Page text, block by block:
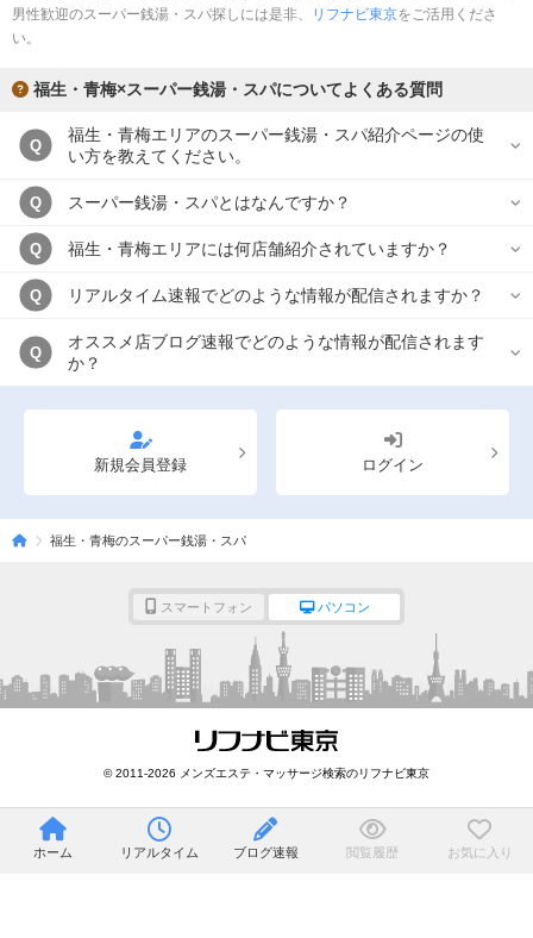
専用駐車場あり 有資格者在籍
駅から徒歩5分以内
こだわり条件を変更
男性歓迎のスーパー銭湯・スパ探しには是非、
リフナビ東京をご活用くださ
い。
福生・青梅×スーパー銭湯・スパについてよくある質問
Q
福生・青梅エリアのスーパー銭湯・スパ紹介ページの使
い方を教えてください。
Q スーパー銭湯・スパとはなんですか？
Q 福生・青梅エリアには何店舗紹介されていますか？
Q リアルタイム速報でどのような情報が配信されますか？
Q
オススメ店ブログ速報でどのような情報が配信されます
か？
新規会員登録 ログイン
福生・青梅のスーパー銭湯・スパ
スマートフォン パソコン
© 2011-2026 メンズエステ・マッサージ検索のリフナビ東京
ホーム リアルタイム ブログ速報 閲覧履歴 お気に入り